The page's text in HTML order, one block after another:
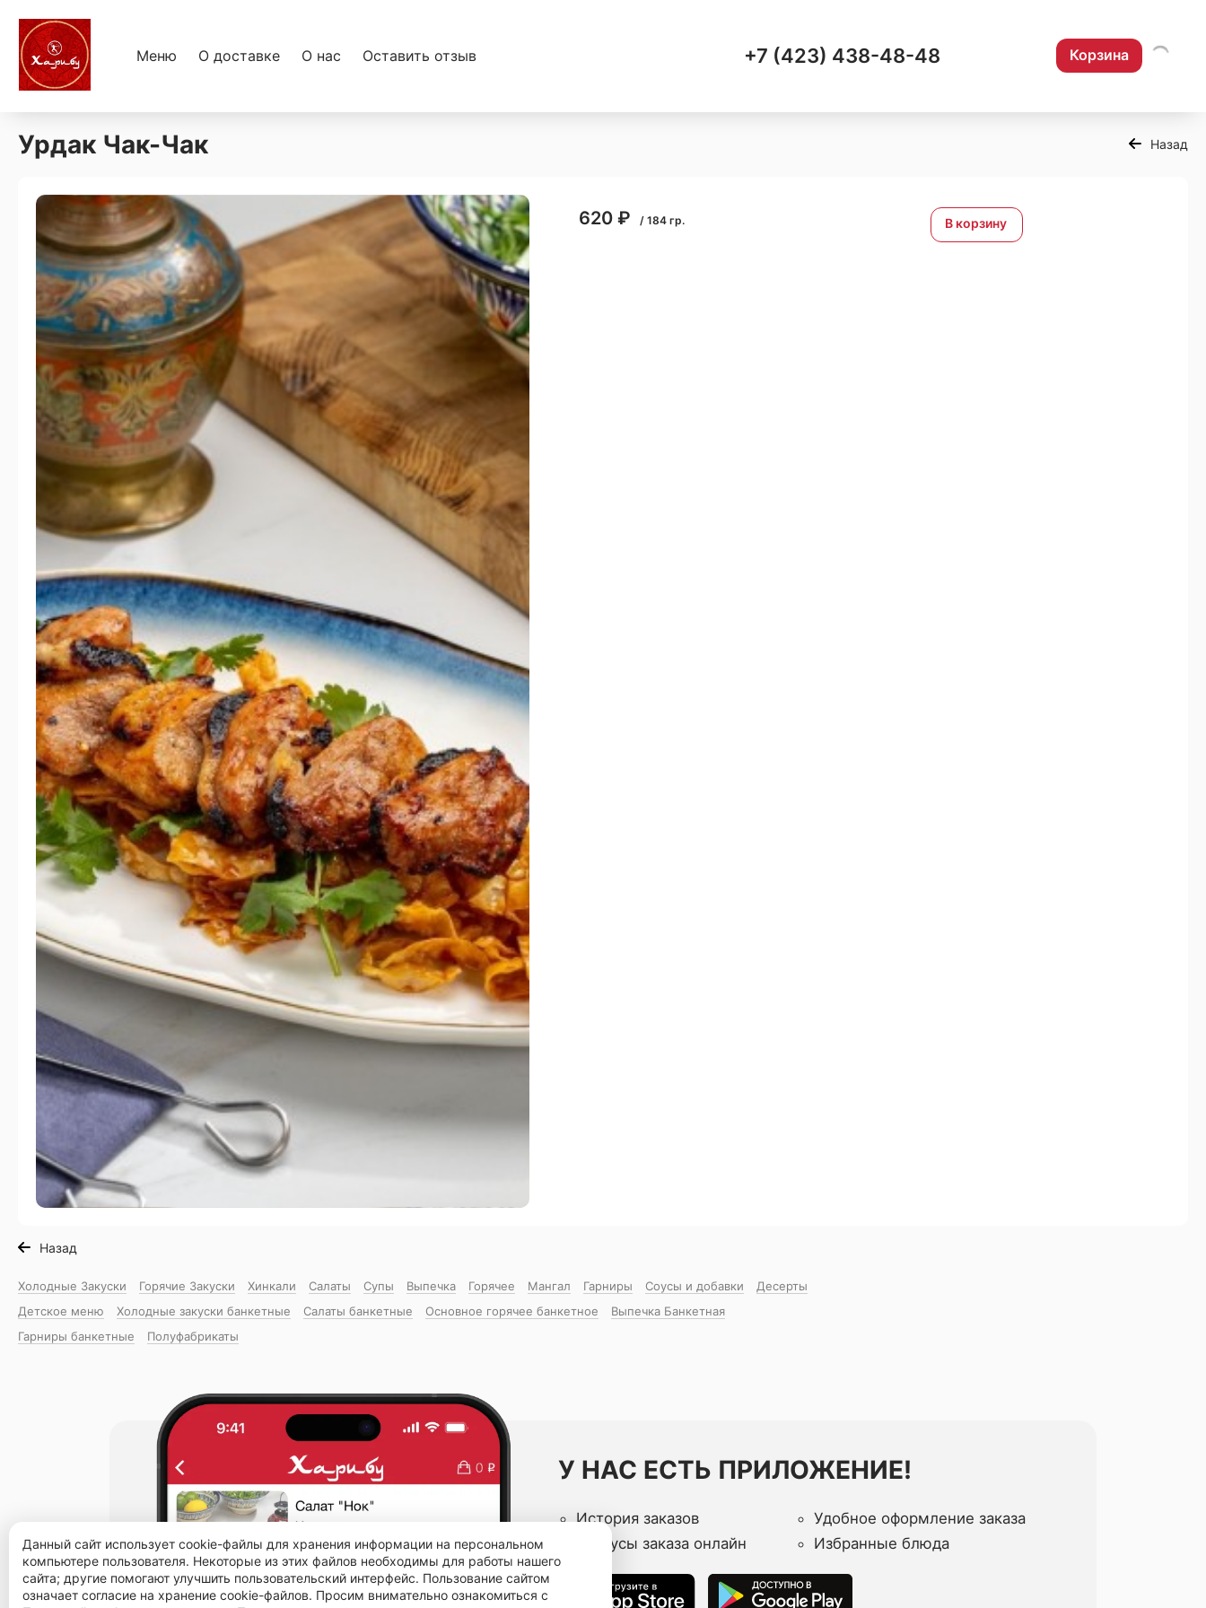
Меню О доставке О нас Оставить отзыв +7 (423) 438-48-48 Корзина
Урдак Чак-Чак Назад
620 ₽ / 184 гр. В корзину
Назад
Холодные Закуски Горячие Закуски Хинкали Салаты Супы Выпечка Горячее Мангал Гарниры Соусы и добавки
Десерты
Детское меню
Холодные закуски банкетные Салаты банкетные Основное горячее банкетное
Выпечка Банкетная
Гарниры банкетные
Полуфабрикаты
У НАС ЕСТЬ ПРИЛОЖЕНИЕ!
История заказов
Удобное оформление заказа
Статусы заказа онлайн
Избранные блюда
Данный сайт использует cookie-файлы для хранения информации на персональном
компьютере пользователя. Некоторые из этих файлов необходимы для работы нашего
сайта; другие помогают улучшить пользовательский интерфейс. Пользование сайтом
означает согласие на хранение cookie-файлов. Просим внимательно ознакомиться с